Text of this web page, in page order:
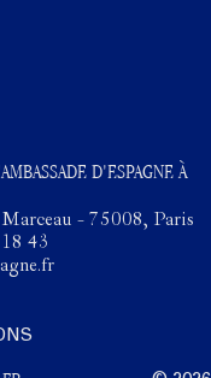
D'ESPAGNE À
Marceau - 75008, Paris
43